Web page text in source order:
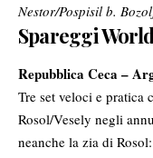
Nestor/Pospisil b.
Spareggi
Repubblica Ceca –
Tre set veloci e pratica
Rosol/Vesely negli
neanche la zia di